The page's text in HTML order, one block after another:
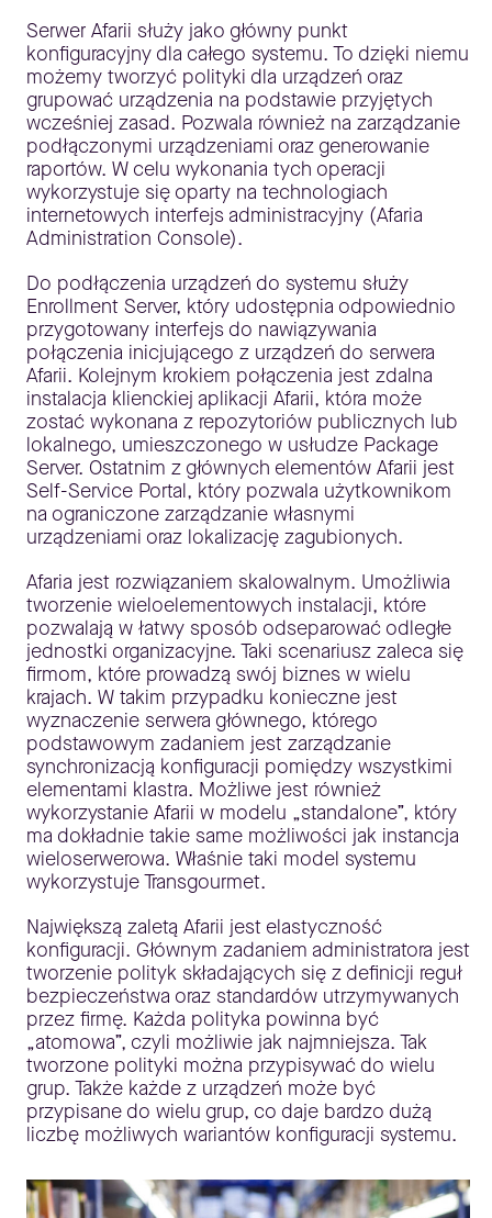
Serwer Afarii służy jako główny punkt
konfiguracyjny dla całego systemu. To dzięki niemu
możemy tworzyć polityki dla urządzeń oraz
grupować urządzenia na podstawie przyjętych
wcześniej zasad. Pozwala również na zarządzanie
podłączonymi urządzeniami oraz generowanie
raportów. W celu wykonania tych operacji
wykorzystuje się oparty na technologiach
internetowych interfejs administracyjny (Afaria
Administration Console).
Do podłączenia urządzeń do systemu służy
Enrollment Server, który udostępnia odpowiednio
przygotowany interfejs do nawiązywania
połączenia inicjującego z urządzeń do serwera
Afarii. Kolejnym krokiem połączenia jest zdalna
instalacja klienckiej aplikacji Afarii, która może
zostać wykonana z repozytoriów publicznych lub
lokalnego, umieszczonego w usłudze Package
Server. Ostatnim z głównych elementów Afarii jest
Self-Service Portal, który pozwala użytkownikom
na ograniczone zarządzanie własnymi
urządzeniami oraz lokalizację zagubionych.
Afaria jest rozwiązaniem skalowalnym. Umożliwia
tworzenie wieloelementowych instalacji, które
pozwalają w łatwy sposób odseparować odległe
jednostki organizacyjne. Taki scenariusz zaleca się
firmom, które prowadzą swój biznes w wielu
krajach. W takim przypadku konieczne jest
wyznaczenie serwera głównego, którego
podstawowym zadaniem jest zarządzanie
synchronizacją konfiguracji pomiędzy wszystkimi
elementami klastra. Możliwe jest również
wykorzystanie Afarii w modelu „standalone”, który
ma dokładnie takie same możliwości jak instancja
wieloserwerowa. Właśnie taki model systemu
wykorzystuje Transgourmet.
Największą zaletą Afarii jest elastyczność
konfiguracji. Głównym zadaniem administratora jest
tworzenie polityk składających się z definicji reguł
bezpieczeństwa oraz standardów utrzymywanych
przez firmę. Każda polityka powinna być
„atomowa”, czyli możliwie jak najmniejsza. Tak
tworzone polityki można przypisywać do wielu
grup. Także każde z urządzeń może być
przypisane do wielu grup, co daje bardzo dużą
liczbę możliwych wariantów konfiguracji systemu.